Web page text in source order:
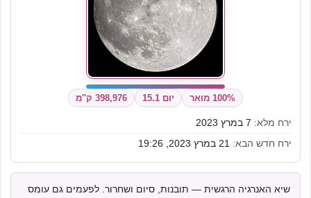
100% מואר יום 15.1 398,976 ק"מ
ירח מלא:
ירח חדש הבא:
שיא האנרגיה הרגשית — תובנות, סיום ושחרור. לפעמים גם עומס